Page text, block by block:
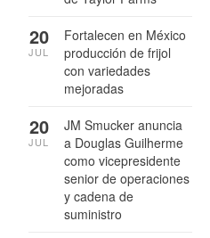
Fortalecen en México
producción de frijol
con variedades
mejoradas
20
JUL
JM Smucker anuncia
a Douglas Guilherme
como vicepresidente
senior de operaciones
y cadena de
suministro
20
JUL